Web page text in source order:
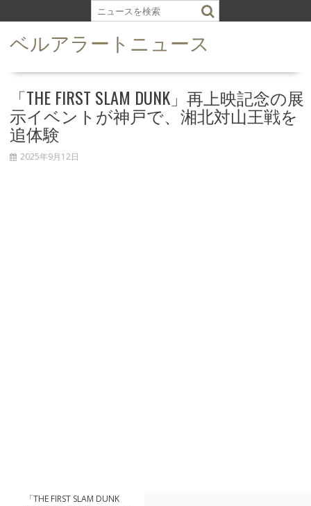
k
ベルアラートニュース
「THE FIRST SLAM DUNK」再上映記念の展
示イベントが神戸で、湘北対山王戦を
追体験
2025年9月12日
「THE FIRST SLAM DUNK